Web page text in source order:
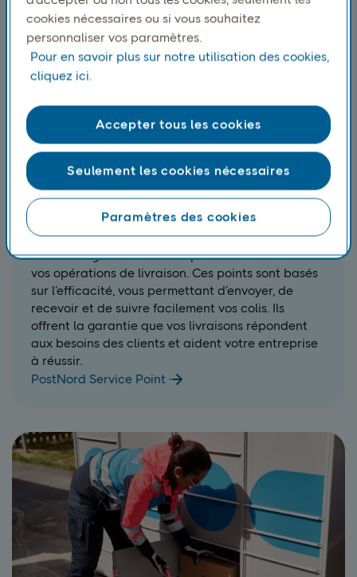
PostNord Service Point
Nous disposons de points de service situés dans
toute la région scandinave pour vous aider dans
vos opérations de livraison. Ces points sont basés
sur l’efficacité, vous permettant d’envoyer, de
recevoir et de suivre facilement vos colis. Ils
offrent la garantie que vos livraisons répondent
aux besoins des clients et aident votre entreprise
à réussir.
PostNord Service Point
cookies nécessaires ou si vous souhaitez
personnaliser vos paramètres.
Pour en savoir plus sur notre utilisation des cookies,
cliquez ici.
Paramètres des cookies
Seulement les cookies nécessaires
Accepter tous les cookies